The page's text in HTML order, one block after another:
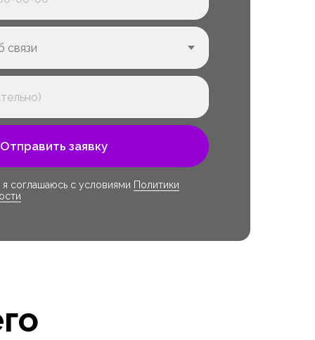
Отправить заявку
соглашаюсь с условиями Политики